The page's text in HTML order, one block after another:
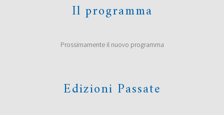
Il programma
Prossimamente il nuovo programma
Edizioni Passate